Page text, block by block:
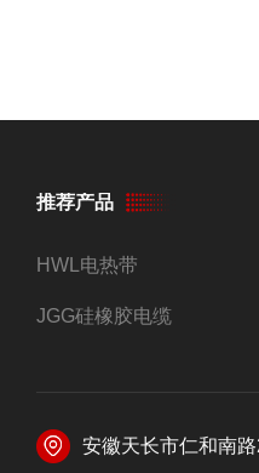
推荐产品
HWL电热带
JGG硅橡胶电缆
安徽天长市仁和南